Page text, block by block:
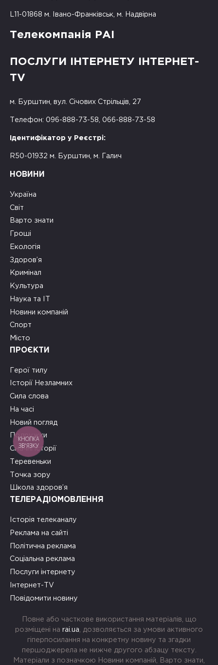
L11-01868 м. Івано-Франківськ, м. Надвірна
Телекомпанія РАІ
ПОСЛУГИ ІНТЕРНЕТУ ІНТЕРНЕТ-
TV
м. Бурштин, вул. Січових Стрільців, 27
Телефон: 096-888-73-58, 066-888-73-58
Ідентифікатор у Реєстрі:
R50-01932 м. Бурштин, м. Галич
НОВИНИ
Україна
Світ
Варто знати
Гроші
Екологія
Здоров’я
Кримінал
Культура
Наука та ІТ
Новини компаній
Спорт
Місто
ПРОЄКТИ
Герої тилу
Історії Незламних
Сила слова
На часі
Новий погляд
Подружки
Смачні історії
Теревеньки
Точка зору
Школа здоров’я
ТЕЛЕРАДІОМОВЛЕННЯ
Історія телеканалу
Реклама на сайті
Політична реклама
Соціальна реклама
Послуги інтернету
Інтернет-TV
Повідомити новину
Повне або часткове використання матеріалів, що
розміщені на rai.ua , дозволяється за умови активного
гіперпосилання на конкретну новину та згадки
першоджерела не нижче другого абзацу тексту.
Матеріали з позначкою Новини компаній, Варто знати,
КНОПКА
ЗВ'ЯЗКУ